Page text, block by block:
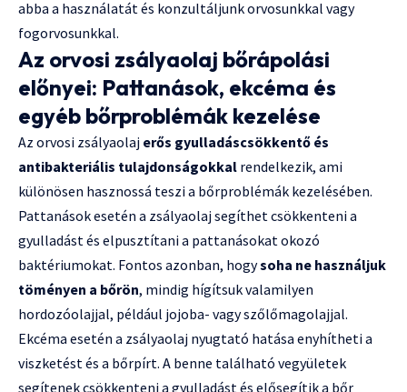
abba a használatát és konzultáljunk orvosunkkal vagy
fogorvosunkkal.
Az orvosi zsályaolaj bőrápolási
előnyei: Pattanások, ekcéma és
egyéb bőrproblémák kezelése
Az orvosi zsályaolaj erős gyulladáscsökkentő és
antibakteriális tulajdonságokkal rendelkezik, ami
különösen hasznossá teszi a bőrproblémák kezelésében.
Pattanások esetén a zsályaolaj segíthet csökkenteni a
gyulladást és elpusztítani a pattanásokat okozó
baktériumokat. Fontos azonban, hogysoha ne használjuk
töményen a bőrön, mindig hígítsuk valamilyen
hordozóolajjal, például jojoba- vagy szőlőmagolajjal.
Ekcéma esetén a zsályaolaj nyugtató hatása enyhítheti a
viszketést és a bőrpírt. A benne található vegyületek
segítenek csökkenteni a gyulladást és elősegítik a bőr